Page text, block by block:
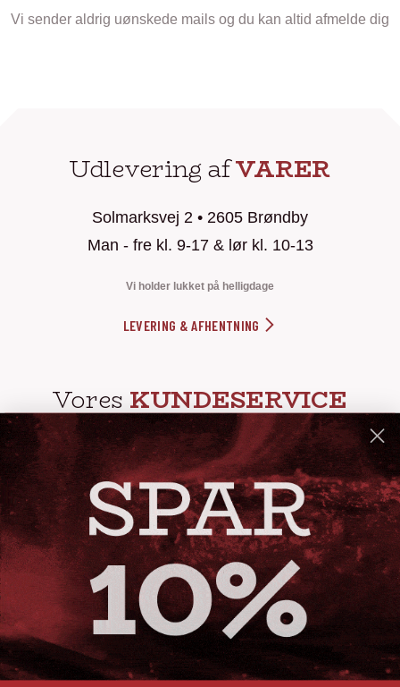
Vi sender aldrig uønskede mails og du kan altid afmelde dig
Udlevering afVARER
Solmarksvej 2 • 2605 Brøndby
Man - fre kl. 9-17 & lør kl. 10-13
Vi holder lukket på helligdage
LEVERING & AFHENTNING
Vores KUNDESERVICE
info@steak-out.dk
+45 53644030
Telefontid: man - fre kl. 10-15
GENVEJE